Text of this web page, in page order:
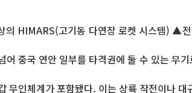
HIMARS(고기동 다연장 로켓 시스템) ▲
중국 연안 일부를 타격권에 둘 수 있는 무
체계가 포함됐다. 이는 상륙 작전이나 대